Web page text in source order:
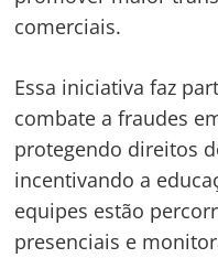
comerciais.
Essa iniciativa faz
combate a fraudes
protegendo direitos
incentivando a
equipes estão
presenciais e